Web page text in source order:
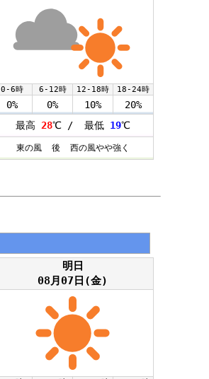
0-6時 6-12時 12-18時 18-24時
0% 0% 10%
20%
最高 28℃ / 最低 19℃
東の風 後 西の風やや強く
明日
08月07日(金)